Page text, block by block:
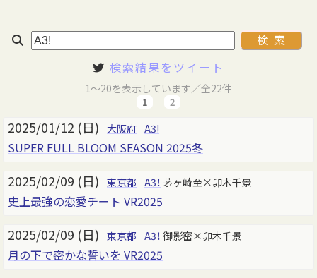
検索結果をツイート
1～20を表示しています／全22件
1 2
2025/01/12 (日) 大阪府 A3!
SUPER FULL BLOOM SEASON 2025冬
2025/02/09 (日) 東京都 A3！ 茅ヶ崎至×卯木千景
史上最強の恋愛チート VR2025
2025/02/09 (日) 東京都 A3！ 御影密×卯木千景
月の下で密かな誓いを VR2025